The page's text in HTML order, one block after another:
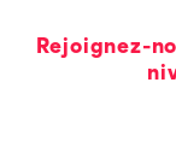
Rejoignez-